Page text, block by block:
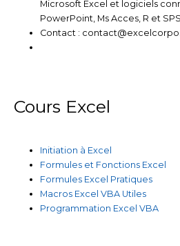
Microsoft Excel et logiciels
PowerPoint, Ms Acces, R et
Contact :
Cours Excel
Initiation à Excel
Formules et Fonctions Excel
Formules Excel Pratiques
Macros Excel VBA Utiles
Programmation Excel VBA